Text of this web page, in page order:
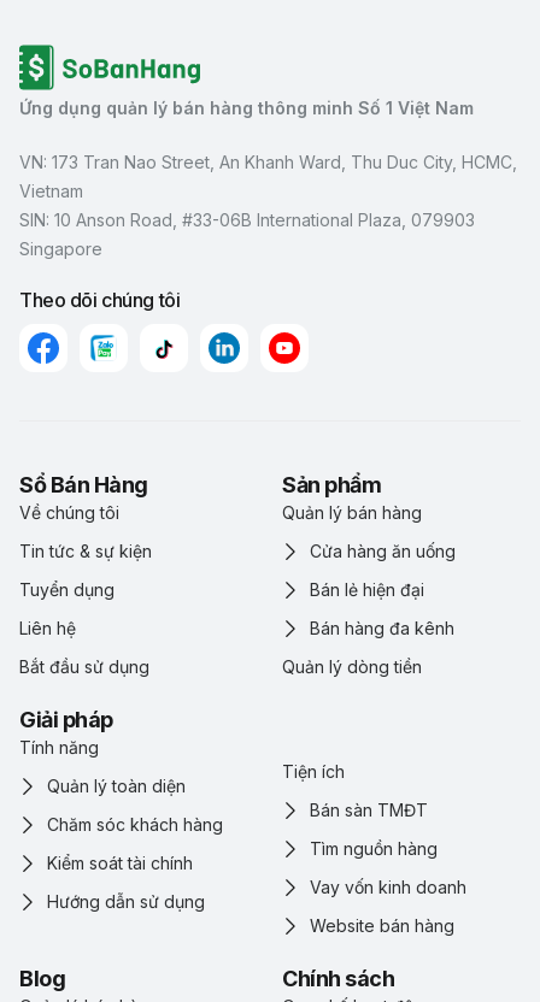
Ứng dụng quản lý bán hàng thông minh Số 1 Việt Nam
VN: 173 Tran Nao Street, An Khanh Ward, Thu Duc City, HCMC,
Vietnam
SIN: 10 Anson Road, #33-06B International Plaza, 079903
Singapore
Theo dõi chúng tôi
Sổ Bán Hàng
Về chúng tôi
Tin tức & sự kiện
Tuyển dụng
Liên hệ
Bắt đầu sử dụng
Sản phẩm
Quản lý bán hàng
Cửa hàng ăn uống
Bán lẻ hiện đại
Bán hàng đa kênh
Quản lý dòng tiền
Giải pháp
Tính năng
Quản lý toàn diện
Chăm sóc khách hàng
Kiểm soát tài chính
Hướng dẫn sử dụng
Tiện ích
Bán sàn TMĐT
Tìm nguồn hàng
Vay vốn kinh doanh
Website bán hàng
Blog Chính sách